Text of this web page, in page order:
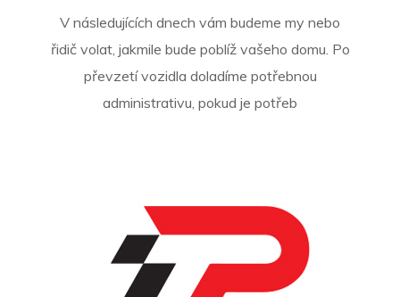
V následujících dnech vám budeme my nebo
řidič volat, jakmile bude poblíž vašeho domu. Po
převzetí vozidla doladíme potřebnou
administrativu, pokud je potřeb